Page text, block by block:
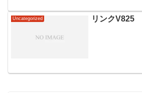
Uncategorized リンクV825